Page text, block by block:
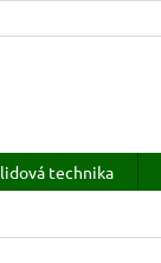
technika